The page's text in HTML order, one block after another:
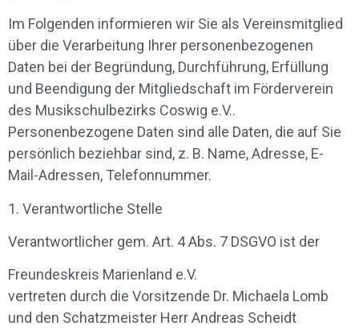
Im Folgenden informieren wir Sie als Vereinsmitglied
über die Verarbeitung Ihrer personenbezogenen
Daten bei der Begründung, Durchführung, Erfüllung
und Beendigung der Mitgliedschaft im Förderverein
des Musikschulbezirks Coswig e.V..
Personenbezogene Daten sind alle Daten, die auf Sie
persönlich beziehbar sind, z. B. Name, Adresse, E-
Mail-Adressen, Telefonnummer.
1. Verantwortliche Stelle
Verantwortlicher gem. Art. 4 Abs. 7 DSGVO ist der
Freundeskreis Marienland e.V.
vertreten durch die Vorsitzende Dr. Michaela Lomb
und den Schatzmeister Herr Andreas Scheidt